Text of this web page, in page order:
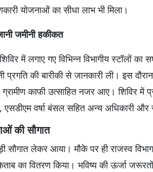
योजनाओं का सीधा लाभ भी मिला।
जमीनी हकीकत
में लगाए गए विभिन्न विभागीय स्टॉलों का
की बारीकी से जानकारी ली। इस
काफी उत्साहित नजर आए। शिविर में
वर्षा बंसल सहित अन्य अधिकारी और
की सौगात
सौगात लेकर आया। मौके पर ही राजस्व
का वितरण किया। भविष्य की ऊर्जा